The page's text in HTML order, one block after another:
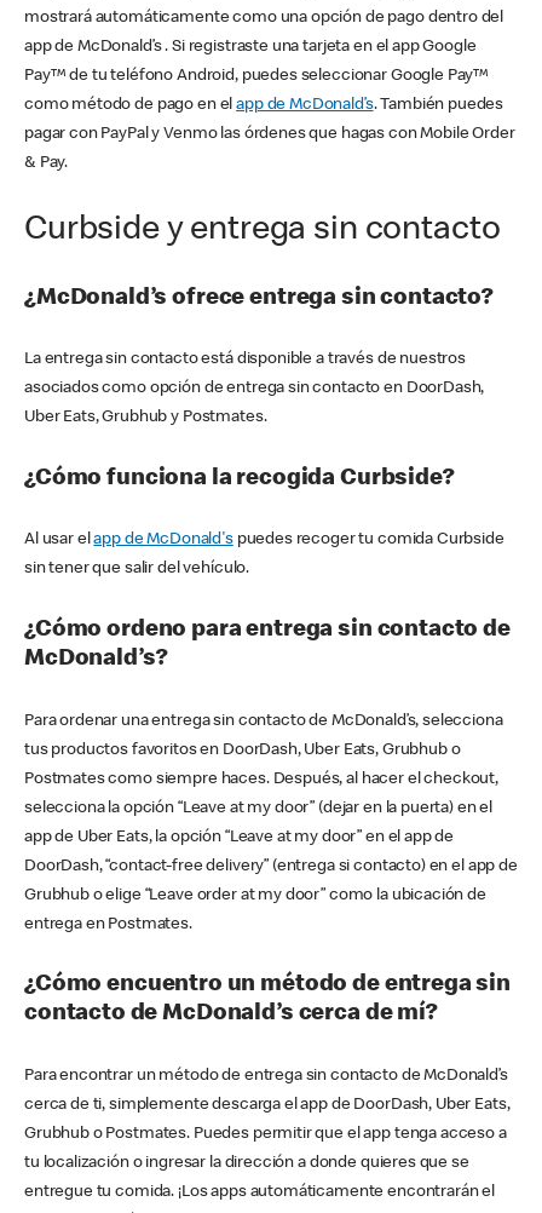
mostrará automáticamente como una opción de pago dentro del
app de McDonald’s . Si registraste una tarjeta en el app Google
Pay™ de tu teléfono Android, puedes seleccionar Google Pay™
como método de pago en elapp de McDonald’s. También puedes
pagar con PayPal y Venmo las órdenes que hagas con Mobile Order
& Pay.
Curbside y entrega sin contacto
¿McDonald’s ofrece entrega sin contacto?
La entrega sin contacto está disponible a través de nuestros
asociados como opción de entrega sin contacto en DoorDash,
Uber Eats, Grubhub y Postmates.
¿Cómo funciona la recogida Curbside?
Al usar elapp de McDonald'spuedes recoger tu comida Curbside
sin tener que salir del vehículo.
¿Cómo ordeno para entrega sin contacto de
McDonald’s?
Para ordenar una entrega sin contacto de McDonald’s, selecciona
tus productos favoritos en DoorDash, Uber Eats, Grubhub o
Postmates como siempre haces. Después, al hacer el checkout,
selecciona la opción “Leave at my door” (dejar en la puerta) en el
app de Uber Eats, la opción “Leave at my door” en el app de
DoorDash, “contact-free delivery” (entrega si contacto) en el app de
Grubhub o elige “Leave order at my door” como la ubicación de
entrega en Postmates.
¿Cómo encuentro un método de entrega sin
contacto de McDonald’s cerca de mí?
Para encontrar un método de entrega sin contacto de McDonald’s
cerca de ti, simplemente descarga el app de DoorDash, Uber Eats,
Grubhub o Postmates. Puedes permitir que el app tenga acceso a
tu localización o ingresar la dirección a donde quieres que se
entregue tu comida. ¡Los apps automáticamente encontrarán el